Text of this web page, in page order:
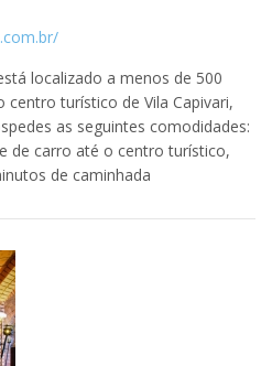
localizado a menos de 500
turístico de Vila Capivari,
as seguintes comodidades:
de carro até o centro turístico,
de caminhada